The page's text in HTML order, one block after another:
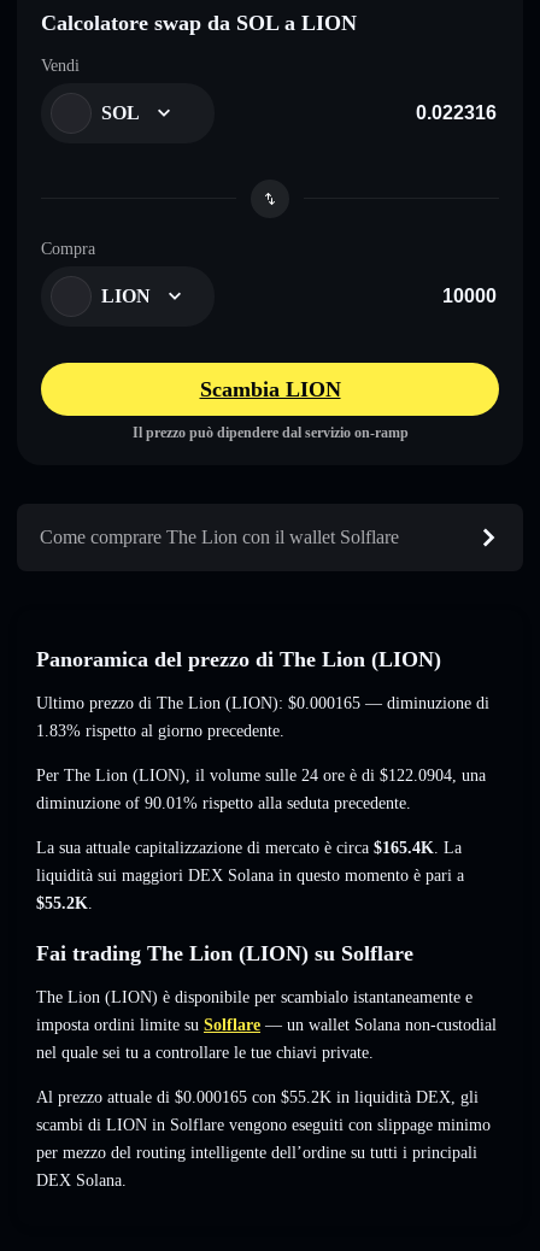
Calcolatore swap da SOL a LION
Vendi
SOL
Compra
LION
Scambia LION
Il prezzo può dipendere dal servizio on-ramp
Come comprare The Lion con il wallet Solflare
Panoramica del prezzo di The Lion (LION)
Ultimo prezzo di The Lion (LION): $0.000165 — diminuzione di
1.83% rispetto al giorno precedente.
Per The Lion (LION), il volume sulle 24 ore è di $122.0904, una
diminuzione of 90.01% rispetto alla seduta precedente.
La sua attuale capitalizzazione di mercato è circa $165.4K. La
liquidità sui maggiori DEX Solana in questo momento è pari a
$55.2K.
Fai trading The Lion (LION) su Solflare
The Lion (LION) è disponibile per scambialo istantaneamente e
imposta ordini limite su Solflare — un wallet Solana non-custodial
nel quale sei tu a controllare le tue chiavi private.
Al prezzo attuale di $0.000165 con $55.2K in liquidità DEX, gli
scambi di LION in Solflare vengono eseguiti con slippage minimo
per mezzo del routing intelligente dell’ordine su tutti i principali
DEX Solana.